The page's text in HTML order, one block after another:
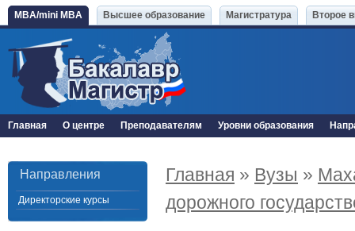
MBA/mini MBA Высшее образование Магистратура Второе
Главная О центре Преподавателям Уровни образования
Направления
Директорские курсы
Главная » Вузы »
дорожного